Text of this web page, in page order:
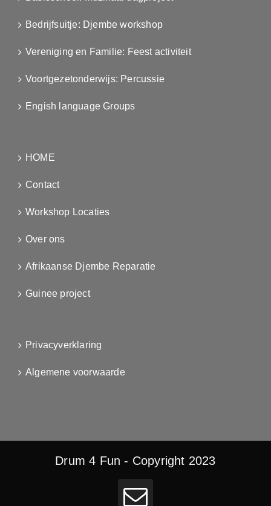
Bedrijfsuitje: Djembe workshop
Vereniging en Familie: Feest activiteit
Voortgezetonderwijs: Percussie
Engish language Groups
HOME
Contact
Workshop Locaties
Over ons
Afrikaanse Djembe Reparatie
Guinee project
Privacyverklaring
Algemene voorwaarde
Drum 4 Fun - Copyright 2023